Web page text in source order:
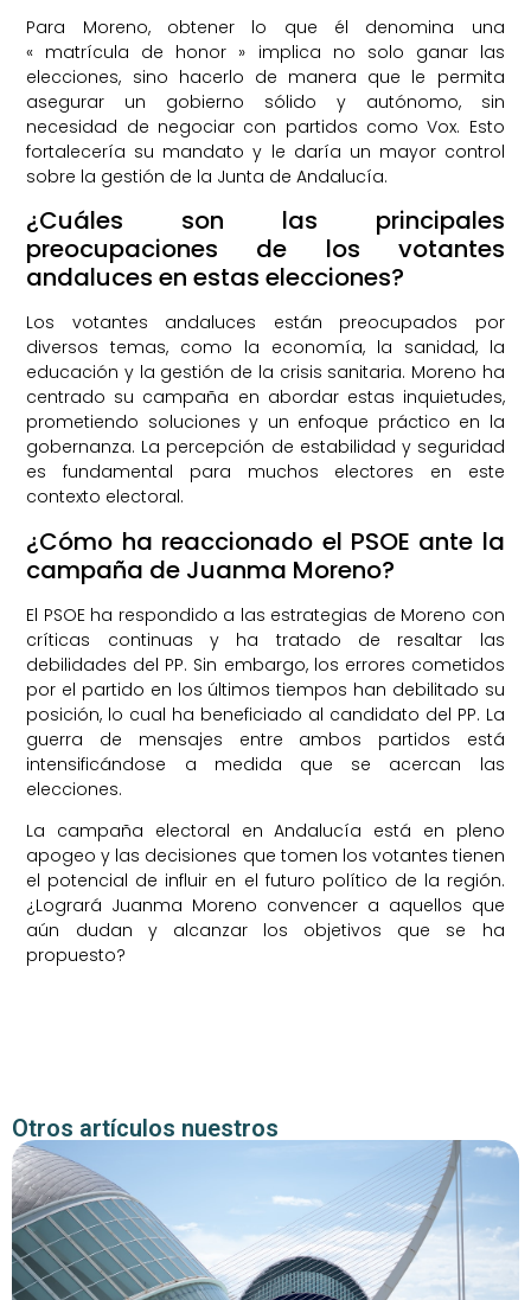
Para Moreno, obtener lo que él denomina una
« matrícula de honor » implica no solo ganar las
elecciones, sino hacerlo de manera que le permita
asegurar un gobierno sólido y autónomo, sin
necesidad de negociar con partidos como Vox. Esto
fortalecería su mandato y le daría un mayor control
sobre la gestión de la Junta de Andalucía.
¿Cuáles son las principales
preocupaciones de los votantes
andaluces en estas elecciones?
Los votantes andaluces están preocupados por
diversos temas, como la economía, la sanidad, la
educación y la gestión de la crisis sanitaria. Moreno ha
centrado su campaña en abordar estas inquietudes,
prometiendo soluciones y un enfoque práctico en la
gobernanza. La percepción de estabilidad y seguridad
es fundamental para muchos electores en este
contexto electoral.
¿Cómo ha reaccionado el PSOE ante la
campaña de Juanma Moreno?
El PSOE ha respondido a las estrategias de Moreno con
críticas continuas y ha tratado de resaltar las
debilidades del PP. Sin embargo, los errores cometidos
por el partido en los últimos tiempos han debilitado su
posición, lo cual ha beneficiado al candidato del PP. La
guerra de mensajes entre ambos partidos está
intensificándose a medida que se acercan las
elecciones.
La campaña electoral en Andalucía está en pleno
apogeo y las decisiones que tomen los votantes tienen
el potencial de influir en el futuro político de la región.
¿Logrará Juanma Moreno convencer a aquellos que
aún dudan y alcanzar los objetivos que se ha
propuesto?
Otros artículos nuestros